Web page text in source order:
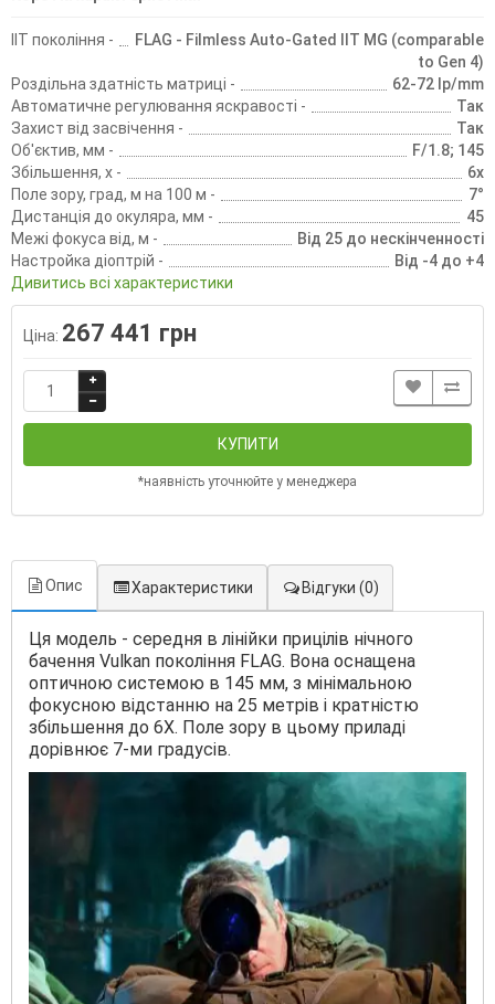
IIT покоління -
FLAG - Filmless Auto-Gated IIT MG (comparable
to Gen 4)
Роздільна здатність матриці -
62-72 lp/mm
Автоматичне регулювання яскравості -
Так
Захист від засвічення -
Так
Об'єктив, мм -
F/1.8; 145
Збільшення, х -
6x
Поле зору, град, м на 100 м -
7°
Дистанція до окуляра, мм -
45
Межі фокуса від, м -
Від 25 до нескінченності
Настройка діоптрій -
Від -4 до +4
Дивитись всі характеристики
Ціна: 267 441 грн
КУПИТИ
*наявність уточнюйте у менеджера
Опис Характеристики Відгуки (0)
Ця модель - середня в лінійки прицілів нічного
бачення Vulkan покоління FLAG. Вона оснащена
оптичною системою в 145 мм, з мінімальною
фокусною відстанню на 25 метрів і кратністю
збільшення до 6Х. Поле зору в цьому приладі
дорівнює 7-ми градусів.